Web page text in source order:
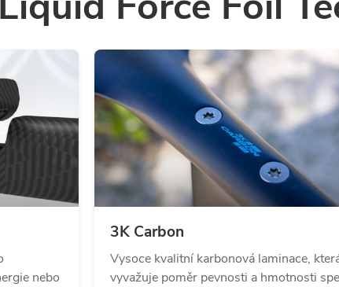
nebo
3K Carbon
Vysoce kvalitní karbonová laminace,
vyvažuje poměr pevnosti a hmotnosti